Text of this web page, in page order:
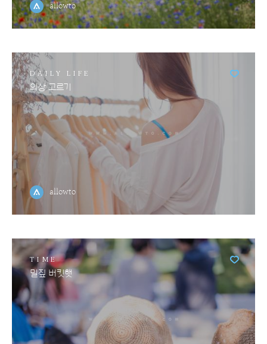
allowto
DAILY LIFE
의상 고르기
allowto
TIME
밀짚 버킷햇